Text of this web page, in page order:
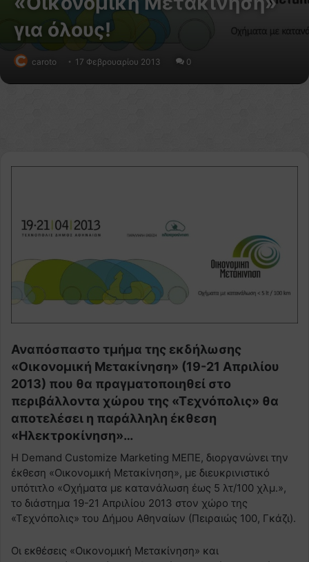
για όλους!
caroto 17 Φεβρουαρίου 2013 0
Αναπόσπαστο τμήμα της εκδήλωσης
«Οικονομική Μετακίνηση» (19-21 Απριλίου
2013) που θα πραγματοποιηθεί στο
περιβάλλοντα χώρου της «Τεχνόπολις» θα
αποτελέσει η παράλληλη έκθεση
«Ηλεκτροκίνηση»…
Η Demand Customize Marketing ΜΕΠΕ, διοργανώνει την
έκθεση «Οικονομική Μετακίνηση», με διευκρινιστικό
υπότιτλο «Οχήματα με κατανάλωση έως 5 λτ/100 χλμ.»,
το διάστημα 19-21 Απριλίου 2013 στον χώρο της
«Τεχνόπολις» του Δήμου Αθηναίων (Πειραιώς 100, Γκάζι).
Οι εκθέσεις «Οικονομική Μετακίνηση» και